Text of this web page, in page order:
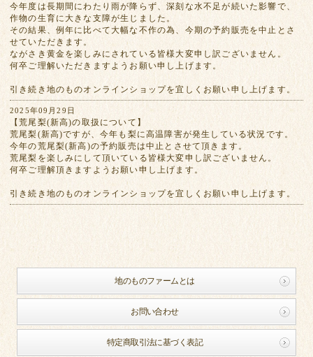
今年度は長期間にわたり雨が降らず、深刻な水不足が続いた影響で、
作物の生育に大きな支障が生じました。
その結果、例年に比べて大幅な不作の為、今期の予約販売を中止とさ
せていただきます。
ながさき黄金を楽しみにされている皆様大変申し訳ございません。
何卒ご理解いただきますようお願い申し上げます。
引き続き地のものオンラインショップを宜しくお願い申し上げます。
2025年09月29日
【荒尾梨(新高)の取扱について】
荒尾梨(新高)ですが、今年も梨に高温障害が発生している状況です。
今年の荒尾梨(新高)の予約販売は中止とさせて頂きます。
荒尾梨を楽しみにして頂いている皆様大変申し訳ございません。
何卒ご理解頂きますようお願い申し上げます。
引き続き地のものオンラインショップを宜しくお願い申し上げます。
地のものファームとは
お問い合わせ
特定商取引法に基づく表記